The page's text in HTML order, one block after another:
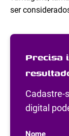
ser
Precisa
Cadastre-
digital
Nome